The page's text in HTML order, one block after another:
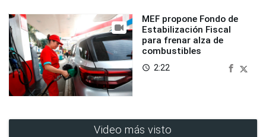
MEF propone Fondo de
Estabilización Fiscal
para frenar alza de
combustibles
access_time 2:22
Video más visto